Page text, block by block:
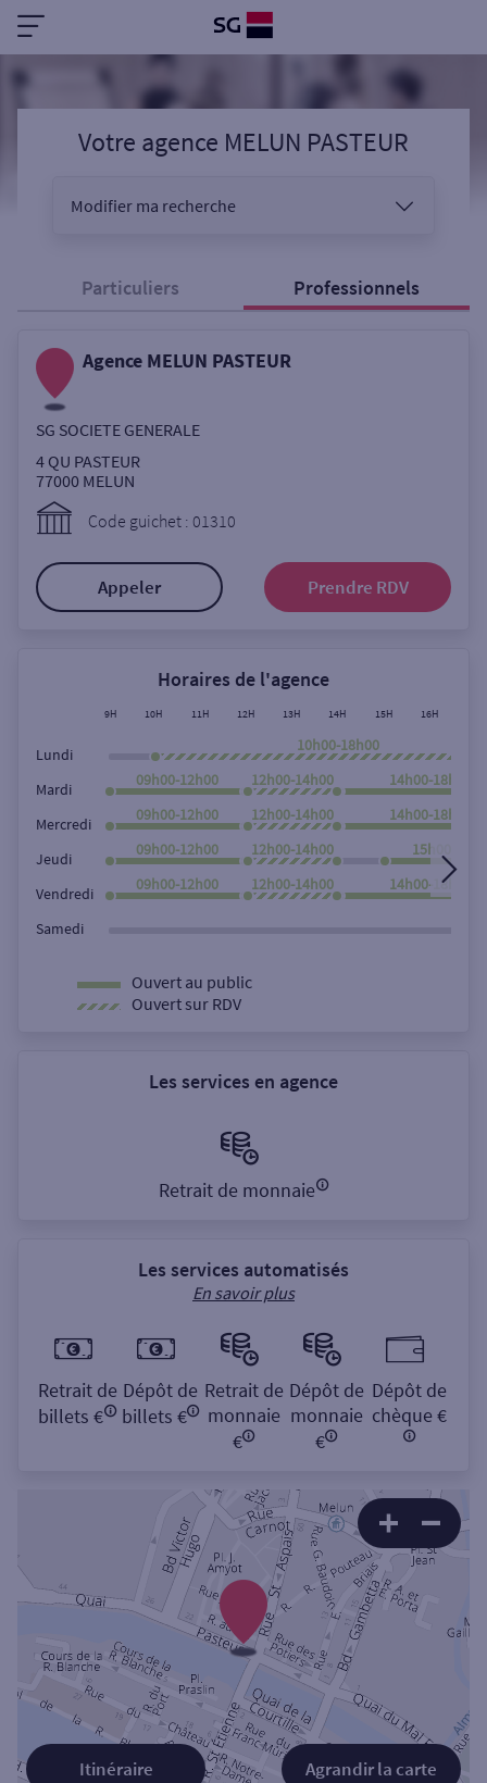
Votre agence MELUN PASTEUR
Modifier ma recherche
Sélectionnez votre recherche
Ouverte le samedi
ou
Rue
Particuliers Professionnels
Agence MELUN PASTEUR
SG SOCIETE GENERALE
4 QU PASTEUR
77000 MELUN
Code guichet : 01310
Appeler Prendre RDV
Horaires de l'agence
9H 10H 11H 12H 13H 14H 15H 16H
Lundi
10h00-18h00
Mardi
09h00-12h00 14h00-18h00
12h00-14h00
Mercredi
09h00-12h00 14h00-18h00
12h00-14h00
Jeudi
09h00-12h00 15h00-
12h00-14h00
Vendredi
09h00-12h00 14h00-18h00
12h00-14h00
Samedi
Ouvert au public
Ouvert sur RDV
Les services en agence
Retrait de monnaie
Les services automatisés
En savoir plus
Retrait de
billets €
Dépôt de
billets €
Retrait de
monnaie
€
Dépôt de
monnaie
€
Dépôt de
chèque €
Agrandir la carte
Itinéraire